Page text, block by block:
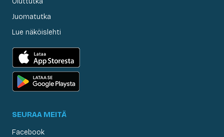
Juomatutka
Lue näköislehti
SEURAA MEITÄ
Facebook